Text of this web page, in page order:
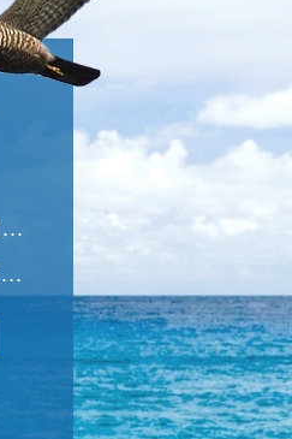
世界地球清潔日 墾管處辦理「2026年墾丁國家公園沙灘淨灘活動
115年09月